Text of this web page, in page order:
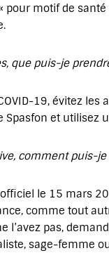
pour motif de
que puis-je
19, évitez
et utilisez
comment puis-
le 15 mars
comme tout
l’avez pas,
sage-femme